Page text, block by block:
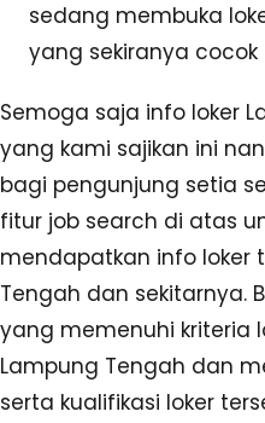
sedang membuka
yang sekiranya
Semoga saja info loker
yang kami sajikan ini
bagi pengunjung setia
fitur job search di atas
mendapatkan info loker
Tengah dan sekitarnya.
yang memenuhi kriteria
Lampung Tengah dan
serta kualifikasi loker